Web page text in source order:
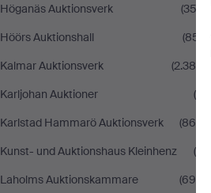
Höganäs Auktionsverk
(353)
Höörs Auktionshall
(851)
Kalmar Auktionsverk
(2.386)
Karljohan Auktioner
(8)
Karlstad Hammarö Auktionsverk
(865)
Kunst- und Auktionshaus Kleinhenz
(9)
Laholms Auktionskammare
(694)